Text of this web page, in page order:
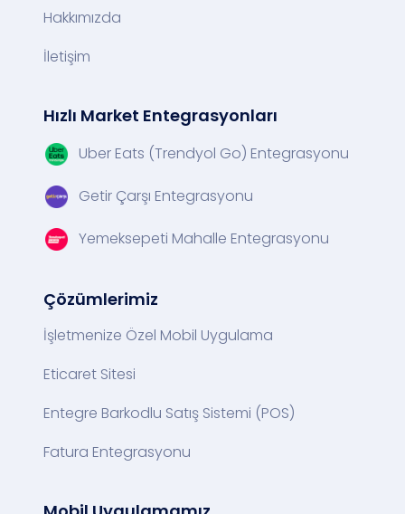
Hakkımızda
İletişim
Hızlı Market Entegrasyonları
Uber Eats (Trendyol Go) Entegrasyonu
Getir Çarşı Entegrasyonu
Yemeksepeti Mahalle Entegrasyonu
Çözümlerimiz
İşletmenize Özel Mobil Uygulama
Eticaret Sitesi
Entegre Barkodlu Satış Sistemi (POS)
Fatura Entegrasyonu